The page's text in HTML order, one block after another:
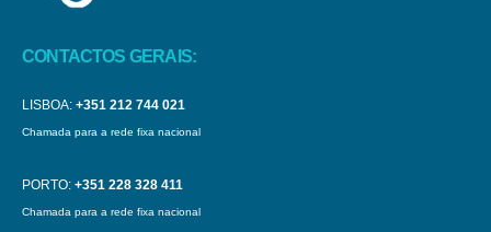
CONTACTOS GERAIS:
LISBOA: +351 212 744 021
Chamada para a rede fixa nacional
PORTO: +351 228 328 411
Chamada para a rede fixa nacional